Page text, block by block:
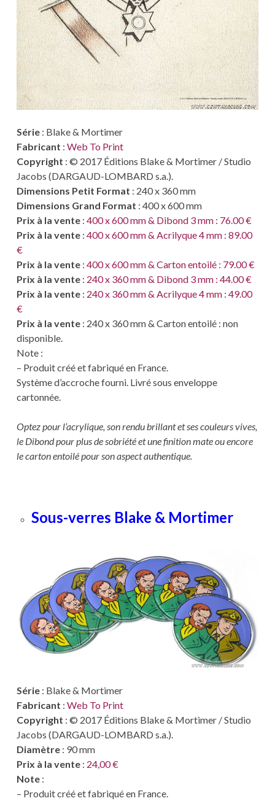
Série: Blake & Mortimer
Fabricant : Web To Print
Copyright : © 2017 Éditions Blake & Mortimer / Studio
Jacobs (DARGAUD-LOMBARD s.a.).
Dimensions Petit Format : 240 x 360 mm
Dimensions Grand Format : 400 x 600 mm
Prix à la vente: 400 x 600 mm & Dibond 3 mm : 76.00 €
Prix à la vente: 400 x 600 mm & Acrilyque 4 mm : 89.00
€
Prix à la vente: 400 x 600 mm & Carton entoilé : 79.00 €
Prix à la vente: 240 x 360 mm & Dibond 3 mm : 44.00 €
Prix à la vente: 240 x 360 mm & Acrilyque 4 mm : 49.00
€
Prix à la vente: 240 x 360 mm & Carton entoilé : non
disponible.
Note :
– Produit créé et fabriqué en France.
Système d’accroche fourni. Livré sous enveloppe
cartonnée.
Optez pour l’acrylique, son rendu brillant et ses couleurs vives,
le Dibond pour plus de sobriété et une finition mate ou encore
le carton entoilé pour son aspect authentique.
Sous-verres Blake & Mortimer
Série: Blake & Mortimer
Fabricant : Web To Print
Copyright : © 2017 Éditions Blake & Mortimer / Studio
Jacobs (DARGAUD-LOMBARD s.a.).
Diamètre: 90 mm
Prix à la vente: 24,00 €
Note:
– Produit créé et fabriqué en France.